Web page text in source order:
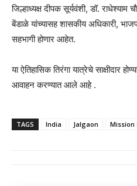
जिल्हाध्यक्ष दीपक सूर्यवंशी, डॉ. राधेश्याम
बेंडाळे यांच्यासह शासकीय अधिकारी,
सहभागी होणार आहेत.
या ऐतिहासिक तिरंगा यात्रेचे साक्षीदार
आवाहन करण्यात आले आहे .
TAGS India Jalgaon Mission